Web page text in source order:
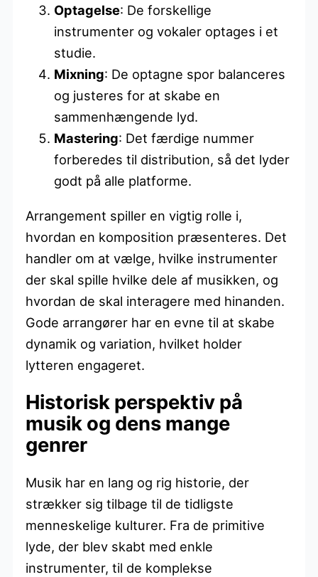
Optagelse: De forskellige
instrumenter og vokaler optages i et
studie.
Mixning: De optagne spor balanceres
og justeres for at skabe en
sammenhængende lyd.
Mastering: Det færdige nummer
forberedes til distribution, så det lyder
godt på alle platforme.
Arrangement spiller en vigtig rolle i,
hvordan en komposition præsenteres. Det
handler om at vælge, hvilke instrumenter
der skal spille hvilke dele af musikken, og
hvordan de skal interagere med hinanden.
Gode arrangører har en evne til at skabe
dynamik og variation, hvilket holder
lytteren engageret.
Historisk perspektiv på
musik og dens mange
genrer
Musik har en lang og rig historie, der
strækker sig tilbage til de tidligste
menneskelige kulturer. Fra de primitive
lyde, der blev skabt med enkle
instrumenter, til de komplekse